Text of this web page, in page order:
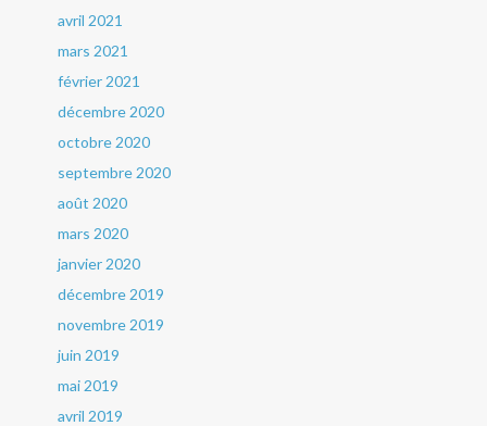
avril 2021
mars 2021
février 2021
décembre 2020
octobre 2020
septembre 2020
août 2020
mars 2020
janvier 2020
décembre 2019
novembre 2019
juin 2019
mai 2019
avril 2019